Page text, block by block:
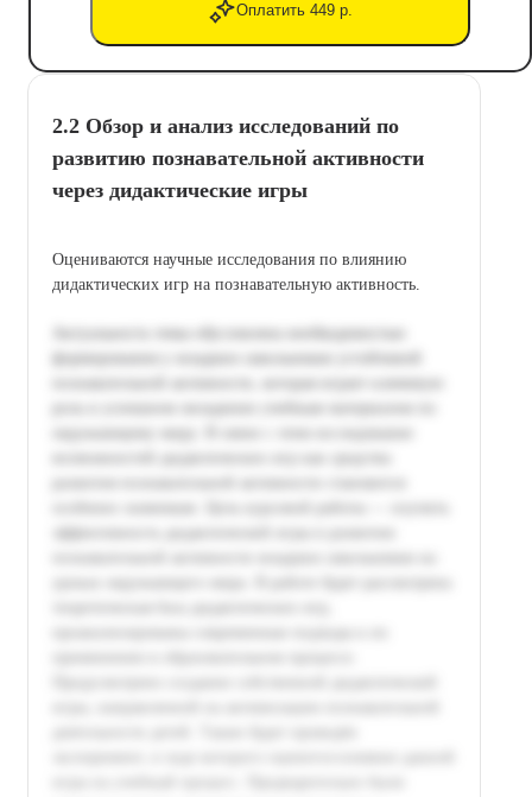
Оплатить 449 р.
2.2 Обзор и анализ исследований по
развитию познавательной активности
через дидактические игры
Оцениваются научные исследования по влиянию
дидактических игр на познавательную активность.